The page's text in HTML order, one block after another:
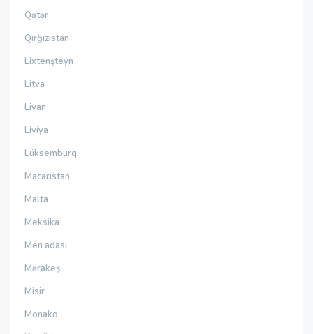
Qətər
Qırğızıstan
Lixtenşteyn
Litva
Livan
Liviya
Lüksemburq
Macarıstan
Malta
Meksika
Men adası
Mərakeş
Misir
Monako